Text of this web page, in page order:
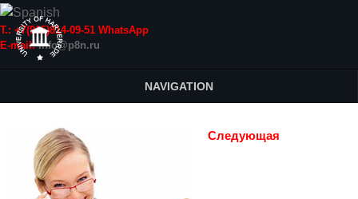
Т.: +7(915)814-09-51 WhatsApp
E-mail:info@p8n.ru
NAVIGATION
Следующая